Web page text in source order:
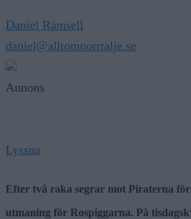
Daniel Rämsell
daniel@alltomnorrtalje.se
Annons
Lyssna
Efter två raka segrar mot Piraterna
utmaning för Rospiggarna. På